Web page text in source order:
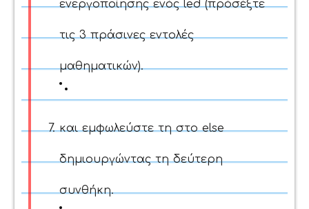
ενεργοποίησης ενός led (πρόσέξτε
τις 3 πράσινες εντολές
μαθηματικών).
και εμφωλεύστε τη στο else
δημιουργώντας τη δεύτερη
συνθήκη.